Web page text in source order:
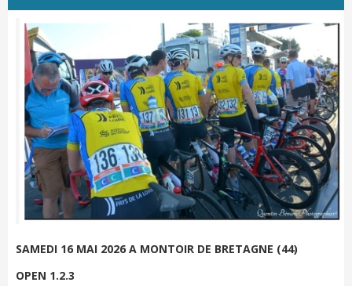
SAMEDI 16 MAI 2026 A MONTOIR DE BRETAGNE (44)
OPEN 1.2.3